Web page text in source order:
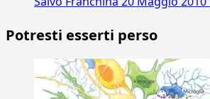
Potresti esserti perso